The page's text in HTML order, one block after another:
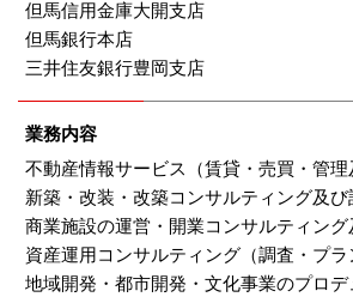
但馬信用金庫大開支店
但馬銀行本店
三井住友銀行豊岡支店
業務内容
不動産情報サービス（賃貸・売買・管理
新築・改装・改築コンサルティング及
商業施設の運営・開業コンサルティン
資産運用コンサルティング（調査・プラ
地域開発・都市開発・文化事業のプロデ